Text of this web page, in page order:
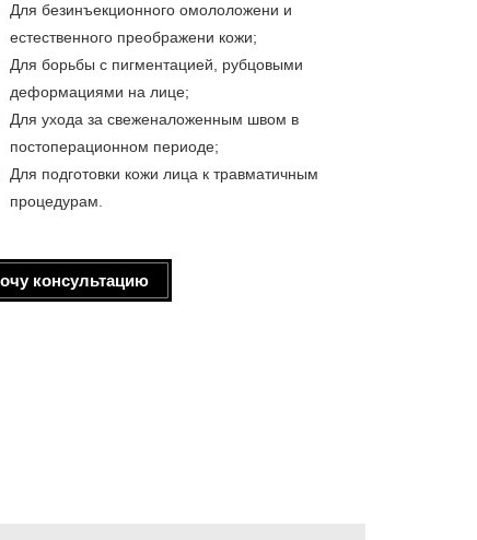
Для безинъекционного омололожени и
естественного преображени кожи;
Для борьбы с пигментацией, рубцовыми
деформациями на лице;
Для ухода за свеженаложенным швом в
постоперационном периоде;
Для подготовки кожи лица к травматичным
процедурам.
консультацию